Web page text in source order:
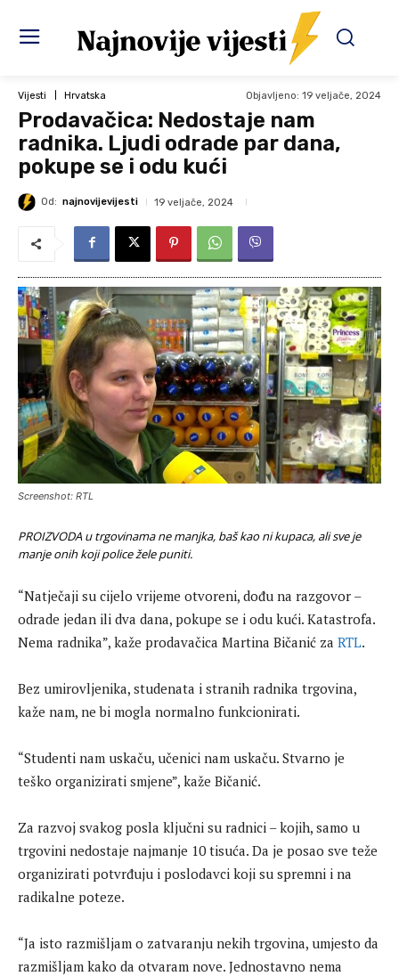
Vijesti Hrvatska Objavljeno: 19 veljače, 2024
Prodavačica: Nedostaje nam
radnika. Ljudi odrade par dana,
pokupe se i odu kući
Od: najnovijevijesti 19 veljače, 2024
Screenshot: RTL
PROIZVODA u trgovinama ne manjka, baš kao ni kupaca, ali sve je
manje onih koji police žele puniti.
“Natječaji su cijelo vrijeme otvoreni, dođu na razgovor –
odrade jedan ili dva dana, pokupe se i odu kući. Katastrofa.
Nema radnika”, kaže prodavačica Martina Bičanić za RTL.
Bez umirovljenika, studenata i stranih radnika trgovina,
kaže nam, ne bi mogla normalno funkcionirati.
“Studenti nam uskaču, učenici nam uskaču. Stvarno je
teško organizirati smjene”, kaže Bičanić.
Za razvoj svakog posla ključni su radnici – kojih, samo u
trgovini nedostaje najmanje 10 tisuća. Da je posao sve teže
organizirati potvrđuju i poslodavci koji su spremni i na
radikalne poteze.
“Ja isto razmišljam o zatvaranju nekih trgovina, umjesto da
razmišljam kako da otvaram nove. Jednostavno nema